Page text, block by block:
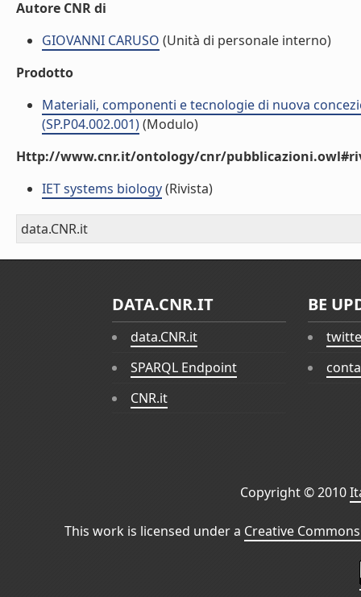
Autore CNR di
GIOVANNI CARUSO (Unità di personale interno)
Prodotto
Materiali, componenti e tecnologie di nuova
(SP.P04.002.001)(Modulo)
Http://www.cnr.it/ontology/cnr/
IET systems biology(Rivista)
data.CNR.it
DATA.CNR.IT
data.CNR.it
SPARQL Endpoint
CNR.it
BE
Copyright © 2010
This work is licensed under a Creative